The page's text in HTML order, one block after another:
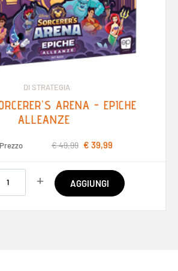
DI STRATEGIA
ARENA - EPICHE
ALLEANZE
Prezzo € 49,99 € 39,99
AGGIUNGI